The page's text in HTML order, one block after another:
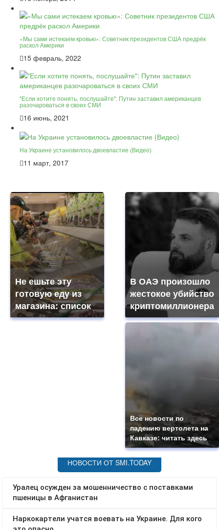
«Мы сами истекаем кровью»: Советник президентов США предрёк
раскол Америки
15 февраль, 2022
"Если хотите понять, послушайте": Путин заставил американцев
разочароваться в своих СМИ
16 июнь, 2021
На Украине установилось двоевластие (Видео)
11 март, 2017
Не ешьте эту
готовую еду из
магазина: список
В ОАЭ произошло
жестокое убийство
криптомиллионера
Все новости по
падению вертолета на
Кавказе: читать здесь